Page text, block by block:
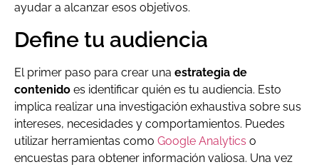
ayudar a alcanzar esos objetivos.
Define tu audiencia
El primer paso para crear una estrategia de
contenido es identificar quién es tu audiencia. Esto
implica realizar una investigación exhaustiva sobre sus
intereses, necesidades y comportamientos. Puedes
utilizar herramientas como Google Analytics o
encuestas para obtener información valiosa. Una vez